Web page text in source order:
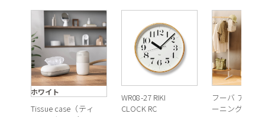
ホワイト
Tissue case（ティ
WR08-27 RIKI
CLOCK RC
フーバ アーチ
ーニング ミラ